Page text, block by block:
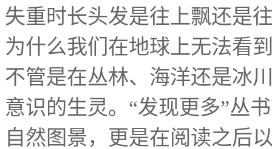
失重时长头发是往上飘还是
为什么我们在地球上无法看
不管是在丛林、海洋还是冰
意识的生灵。
“发现更多”丛
自然图景，更是在阅读之后